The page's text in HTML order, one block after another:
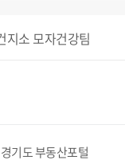
지소 모자건강팀
경기도 부동산포털